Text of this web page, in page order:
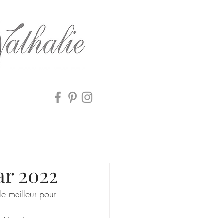
2022
meilleur pour